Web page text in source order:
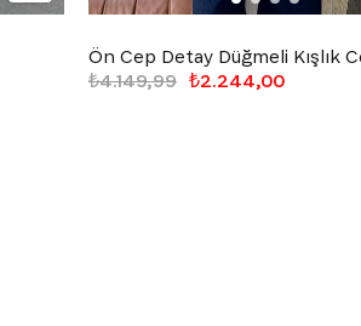
₺2.244,00
₺4.149,99